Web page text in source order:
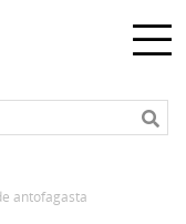
antofagasta